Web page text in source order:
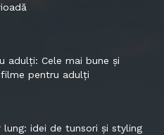
adulți: Cele mai bune și
pentru adulți
lung: idei de tunsori și styling